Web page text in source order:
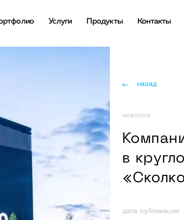
Услуги Продукты Контакты
назад
новости
в
дата публикации